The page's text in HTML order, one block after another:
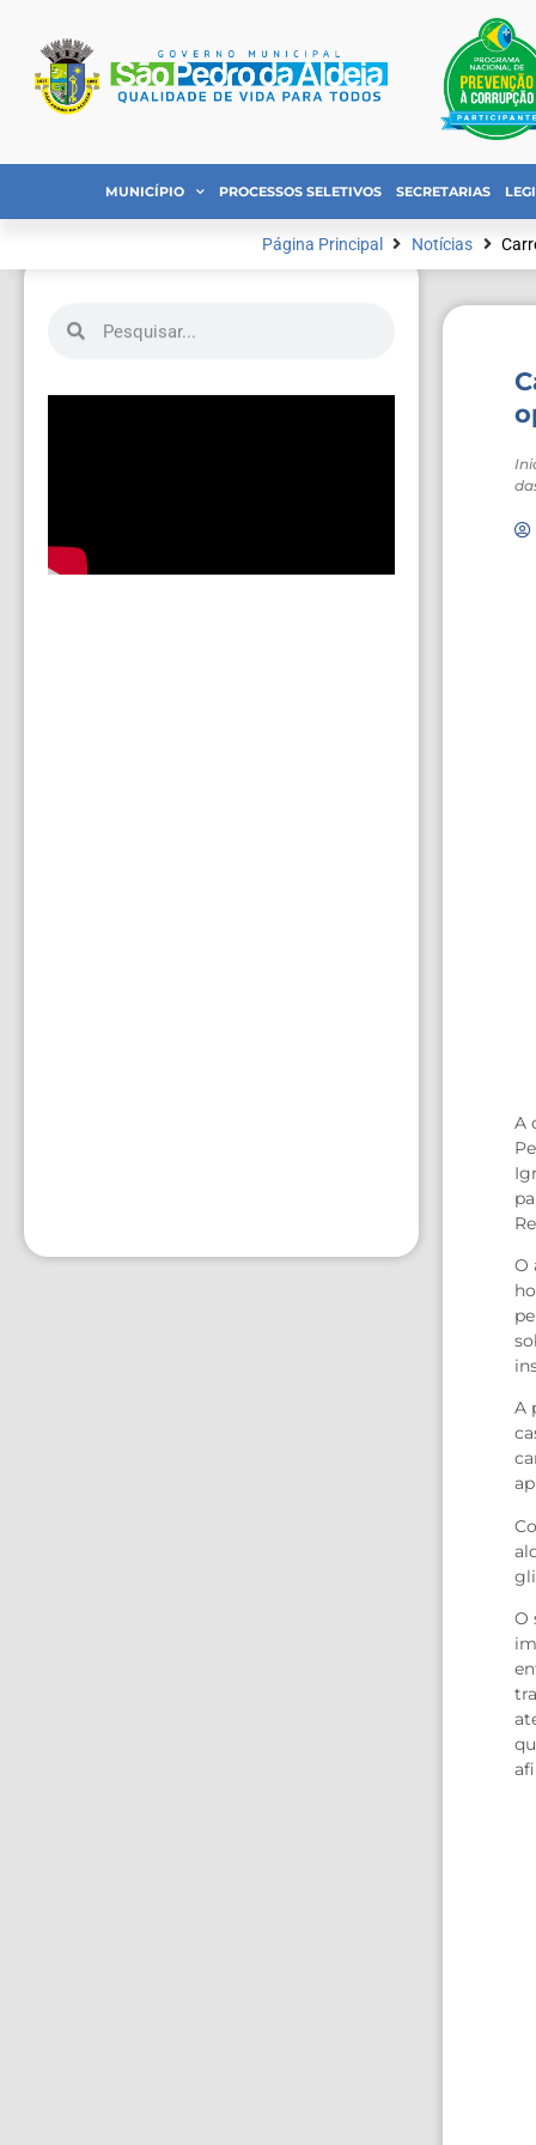
MUNICÍPIO PROCESSOS SELETIVOS SECRETARIAS
Página Principal Notícias
A
O
A
O